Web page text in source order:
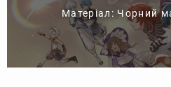
Матеріал: Чорний